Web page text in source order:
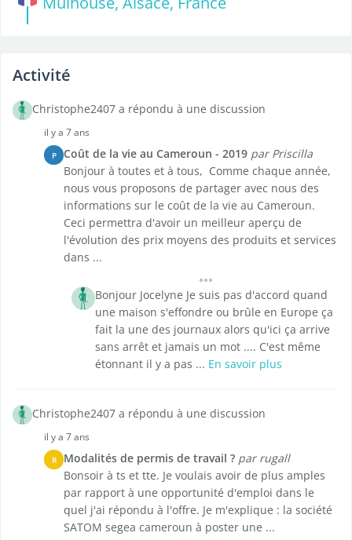
Activité
Christophe2407 a répondu à une discussion
il y a 7 ans
P Coût de la vie au Cameroun - 2019 par Priscilla
Bonjour à toutes et à tous, Comme chaque année,
nous vous proposons de partager avec nous des
informations sur le coût de la vie au Cameroun.
Ceci permettra d'avoir un meilleur aperçu de
l'évolution des prix moyens des produits et services
dans ...
Bonjour Jocelyne Je suis pas d'accord quand
une maison s'effondre ou brûle en Europe ça
fait la une des journaux alors qu'ici ça arrive
sans arrêt et jamais un mot .... C'est même
étonnant il y a pas ... En savoir plus
Christophe2407 a répondu à une discussion
il y a 7 ans
R Modalités de permis de travail ? par rugall
Bonsoir à ts et tte. Je voulais avoir de plus amples
par rapport à une opportunité d'emploi dans le
quel j'ai répondu à l'offre. Je m'explique : la société
SATOM segea cameroun à poster une ...